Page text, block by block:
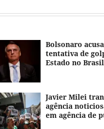
Bolsonaro
tentativa de
Estado no Brasil
Javier Milei
agência
em agência de